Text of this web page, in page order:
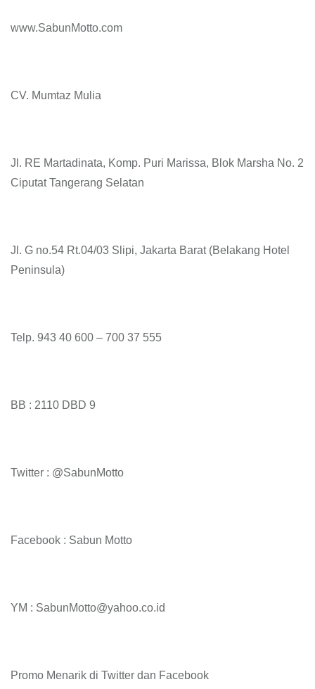
www.SabunMotto.com
CV. Mumtaz Mulia
Jl. RE Martadinata, Komp. Puri Marissa, Blok Marsha No. 2
Ciputat Tangerang Selatan
Jl. G no.54 Rt.04/03 Slipi, Jakarta Barat (Belakang Hotel
Peninsula)
Telp. 943 40 600 – 700 37 555
BB : 2110 DBD 9
Twitter : @SabunMotto
Facebook : Sabun Motto
YM : SabunMotto@yahoo.co.id
Promo Menarik di Twitter dan Facebook